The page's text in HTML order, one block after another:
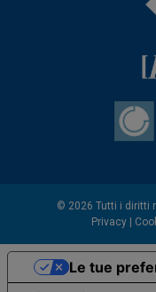
© 2026 Tutti i diritti
Privacy|
Le tue